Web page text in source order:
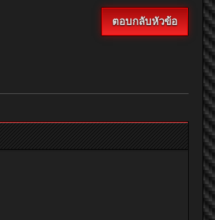
ตอบกลับหัวข้อ